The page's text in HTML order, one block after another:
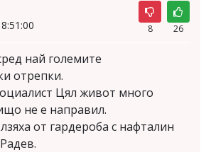
8 26
най големите
отрепки.
Цял живот много
не е направил.
от гардероба с нафталин